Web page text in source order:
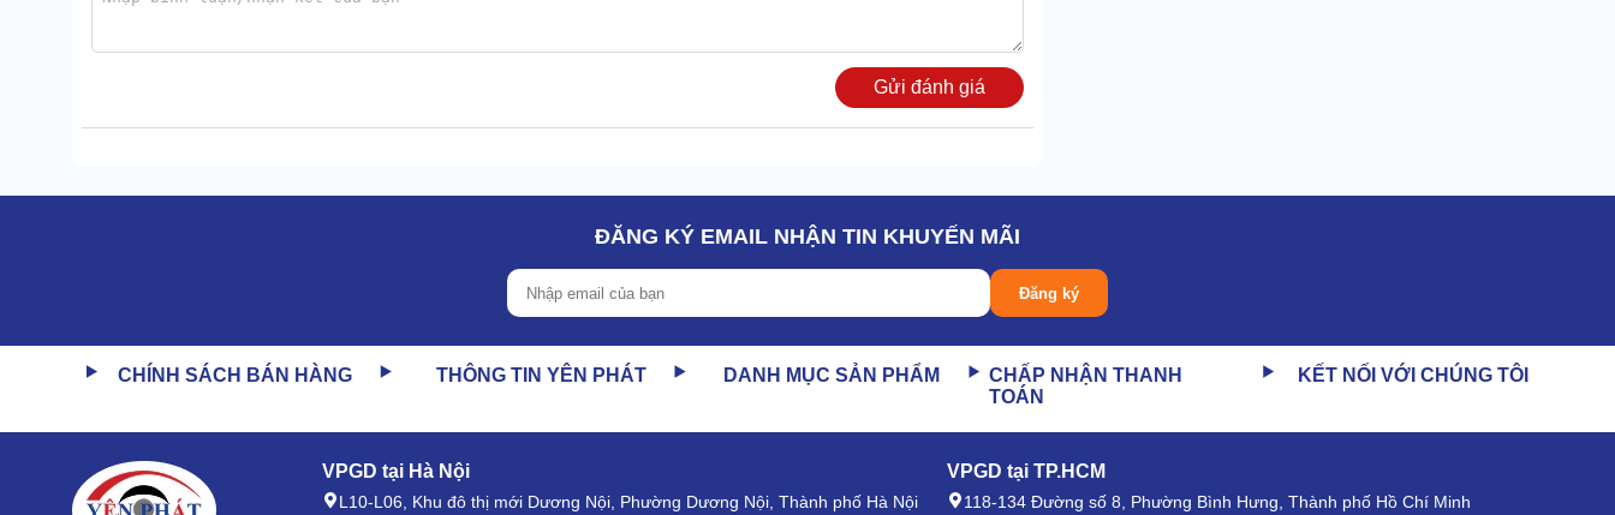
Kể cả khi môi trường có nhiều tạp âm, Vertex Standard VH-130 vẫn làm việc ngon lành.
không khí.
Chưa hết, mối tiếp giáp của tai nghe với các dòng máy bộ đàm như: VX231, VX351, VX354… còn siêu khít.
Vậy nên, không làm rò rỉ thông tin trên đường dẫn truyền.
Gửi đánh giá
ĐĂNG KÝ EMAIL NHẬN TIN KHUYẾN MÃI
Đăng ký
CHÍNH SÁCH BÁN HÀNG THÔNG TIN YÊN PHÁT DANH MỤC SẢN PHẨM
CHẤP NHẬN THANH
TOÁN
KẾT NỐI VỚI CHÚNG TÔI
VPGD tại Hà Nội
L10-L06, Khu đô thị mới Dương Nội, Phường Dương Nội, Thành phố Hà Nội
VPGD tại TP.HCM
118-134 Đường số 8, Phường Bình Hưng, Thành phố Hồ Chí Minh